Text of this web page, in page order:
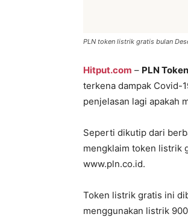
PLN token listrik gratis bulan
Hitput.com – PLN
terkena dampak Covid-
penjelasan lagi apakah
Seperti dikutip dari
mengklaim token listrik
www.pln.co.id.
Token listrik gratis ini
menggunakan listrik